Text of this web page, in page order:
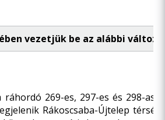
vezetjük be az alábbi
ráhordó 269-es, 297-es és 298-as
Rákoscsaba-Újtelep